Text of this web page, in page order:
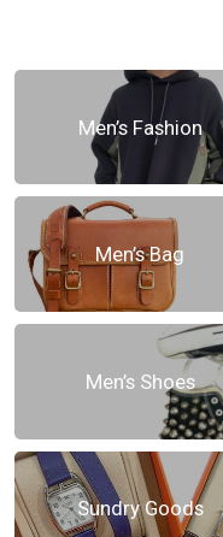
Men’s Fashion
Men’s Bag
Men’s Shoes
Sundry Goods